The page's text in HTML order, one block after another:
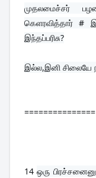
முதலமைச்சர்
கெளரவித்தார் #
இந்தப்பரிசு?
இல்ல,இனி சிலையே
===============
14 ஒரு